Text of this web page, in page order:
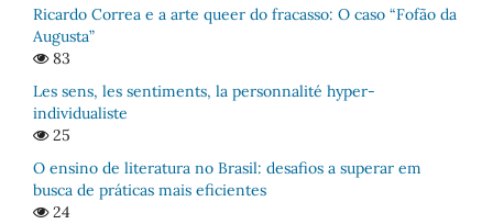
Ricardo Correa e a arte queer do fracasso: O caso “Fofão da
Augusta”
83
Les sens, les sentiments, la personnalité hyper-
individualiste
25
O ensino de literatura no Brasil: desafios a superar em
busca de práticas mais eficientes
24